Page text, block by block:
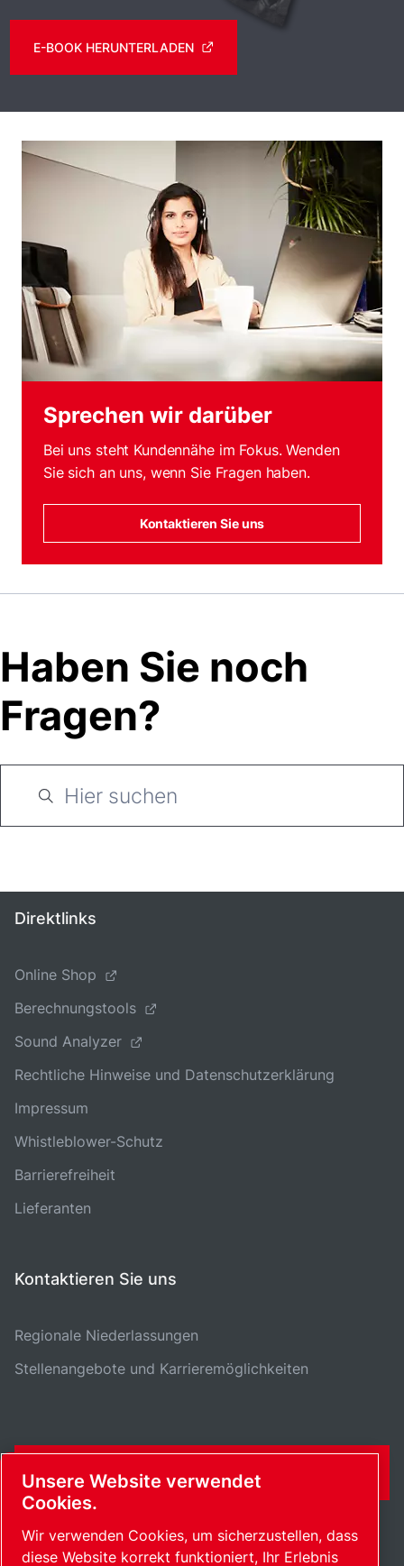
E-BOOK HERUNTERLADEN
Sprechen wir darüber
Bei uns steht Kundennähe im Fokus. Wenden
Sie sich an uns, wenn Sie Fragen haben.
Kontaktieren Sie uns
Haben Sie noch
Fragen?
Direktlinks
Online Shop
Berechnungstools
Sound Analyzer
Rechtliche Hinweise und Datenschutzerklärung
Impressum
Whistleblower-Schutz
Barrierefreiheit
Lieferanten
Kontaktieren Sie uns
Regionale Niederlassungen
Stellenangebote und Karrieremöglichkeiten
KONTAKTFORMULAR
Unsere Website verwendet
Cookies.
Wir verwenden Cookies, um sicherzustellen, dass
diese Website korrekt funktioniert, Ihr Erlebnis